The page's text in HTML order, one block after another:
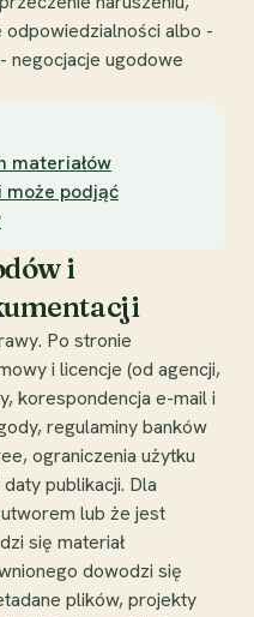
odpowiedzialności albo -
negocjacje ugodowe
materiałów
podjąć
i
Po stronie
i licencje (od agencji,
korespondencja e-mail i
regulaminy banków
ograniczenia użytku
publikacji. Dla
lub że jest
się materiał
dowodzi się
plików, projekty